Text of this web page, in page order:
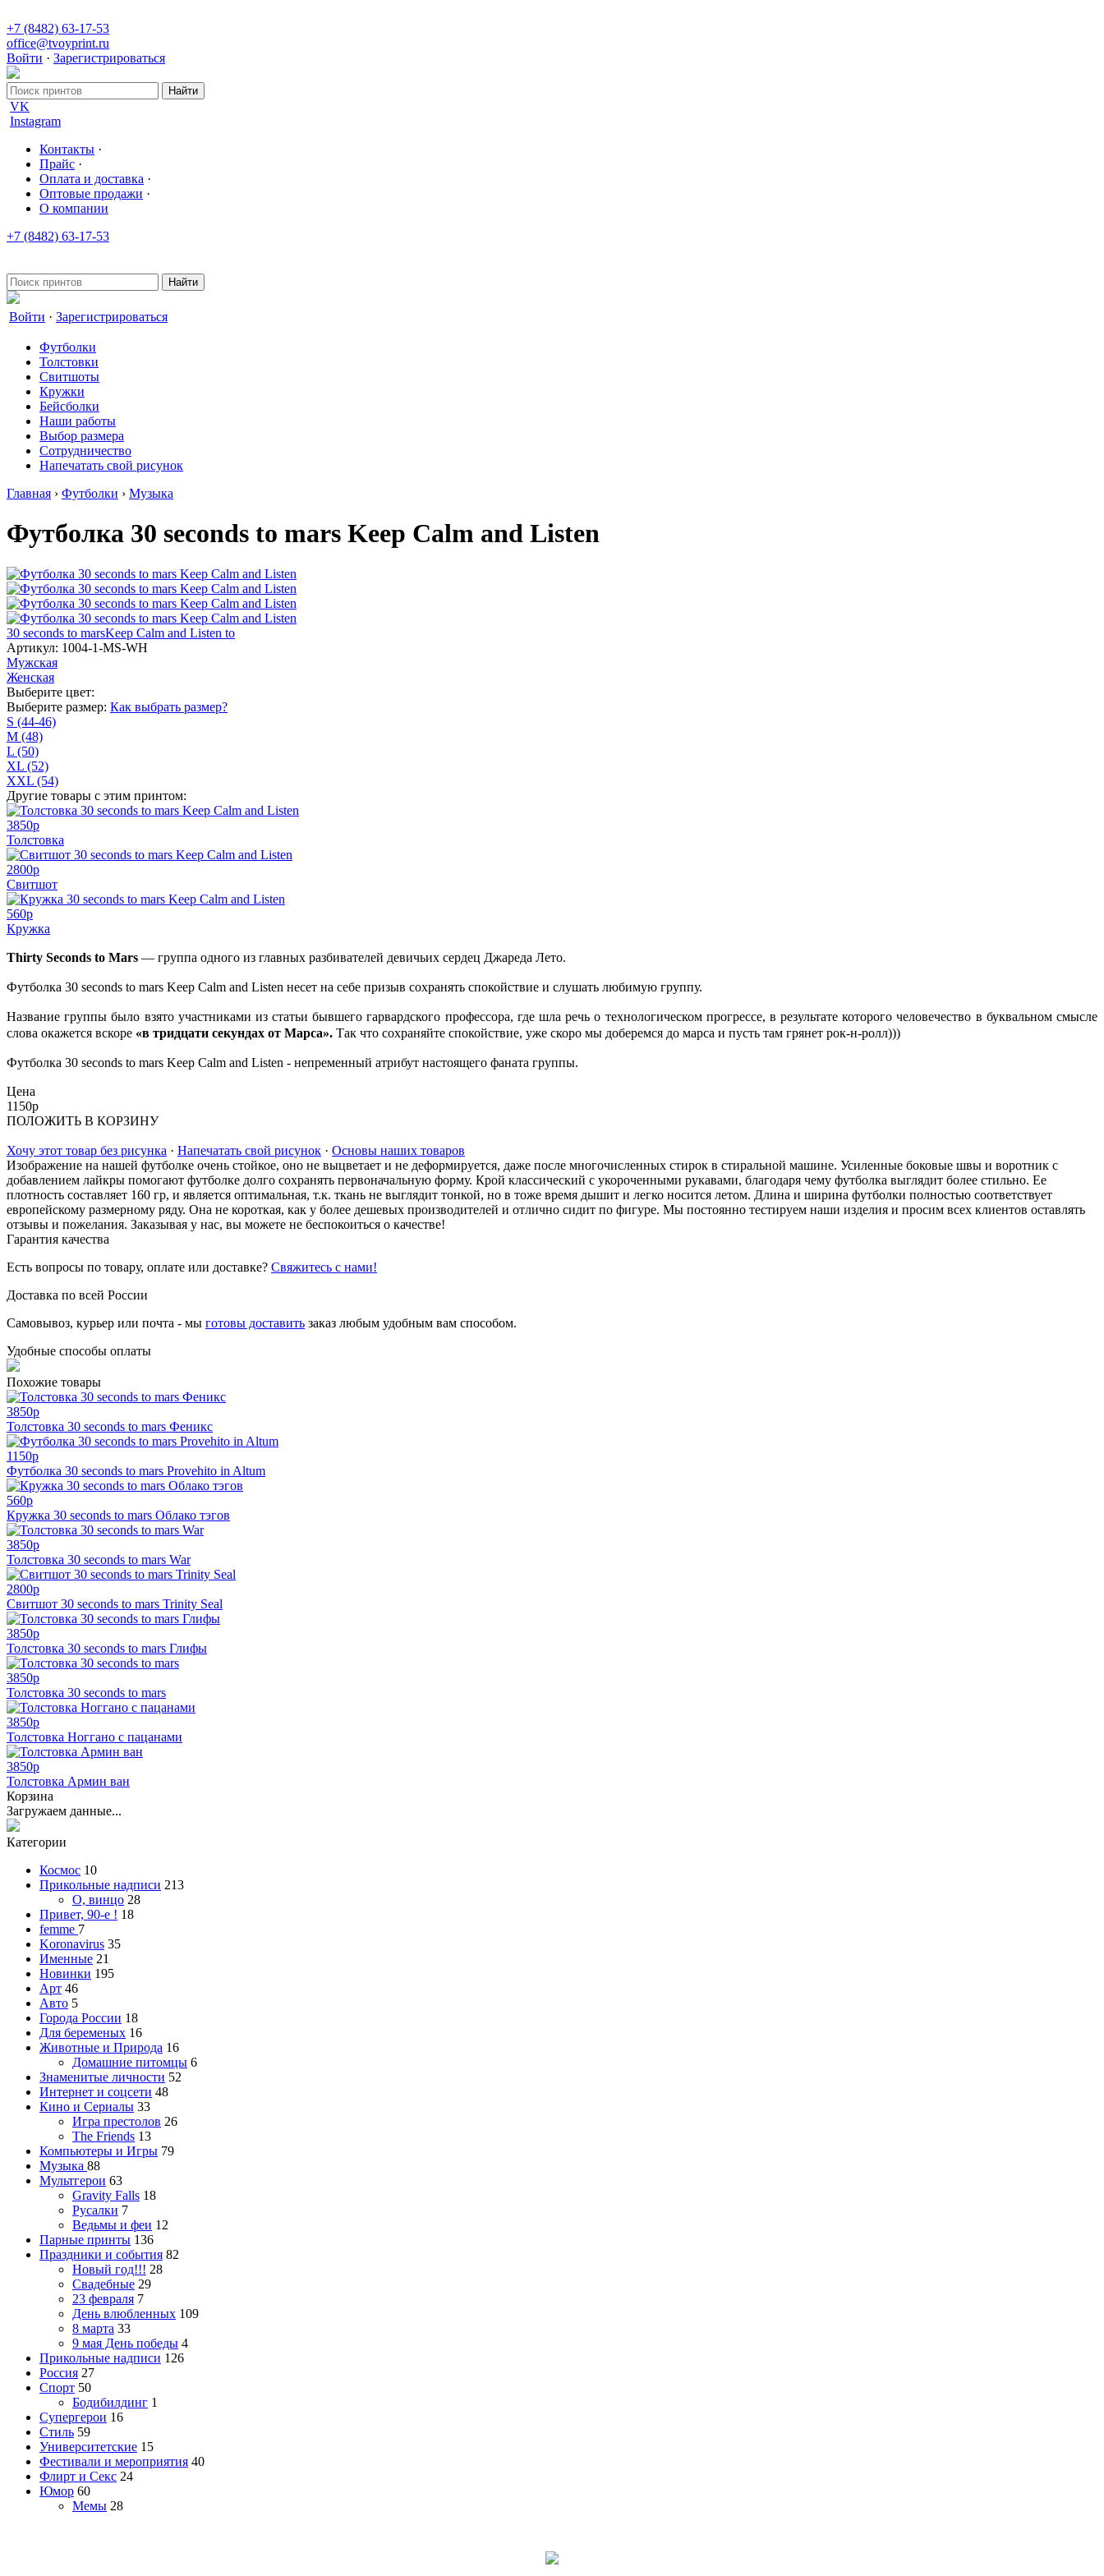
+7 (8482) 63-17-53
office@tvoyprint.ru
Войти · Зарегистрироваться
VK
Instagram
Контакты ·
Прайс ·
Оплата и доставка ·
Оптовые продажи ·
О компании
+7 (8482) 63-17-53
Войти · Зарегистрироваться
Футболки
Толстовки
Свитшоты
Кружки
Бейсболки
Наши работы
Выбор размера
Сотрудничество
Напечатать свой рисунок
Главная › Футболки › Музыка
Футболка 30 seconds to mars Keep Calm and Listen
30 seconds to marsKeep Calm and Listen to
Артикул: 1004-1-MS-WH
Мужская
Женская
Выберите цвет:
Выберите размер: Как выбрать размер?
S (44-46)
M (48)
L (50)
XL (52)
XXL (54)
Другие товары с этим принтом:
3850p
Толстовка
2800p
Свитшот
560p
Кружка
Thirty Seconds to Mars — группа одного из главных разбивателей девичьих сердец Джареда Лето.
Футболка 30 seconds to mars Keep Calm and Listen несет на себе призыв сохранять спокойствие и слушать любимую группу.
Название группы было взято участниками из статьи бывшего гарвардского профессора, где шла речь о технологическом прогрессе, в результате которого человечество в буквальном смысле
слова окажется вскоре «в тридцати секундах от Марса». Так что сохраняйте спокойствие, уже скоро мы доберемся до марса и пусть там грянет рок-н-ролл)))
Футболка 30 seconds to mars Keep Calm and Listen - непременный атрибут настоящего фаната группы.
Цена
1150p
ПОЛОЖИТЬ В КОРЗИНУ
Хочу этот товар без рисунка · Напечатать свой рисунок · Основы наших товаров
Изображение на нашей футболке очень стойкое, оно не выцветает и не деформируется, даже после многочисленных стирок в стиральной машине. Усиленные боковые швы и воротник с
добавлением лайкры помогают футболке долго сохранять первоначальную форму. Крой классический с укороченными рукавами, благодаря чему футболка выглядит более стильно. Ее
плотность составляет 160 гр, и является оптимальная, т.к. ткань не выглядит тонкой, но в тоже время дышит и легко носится летом. Длина и ширина футболки полностью соответствует
европейскому размерному ряду. Она не короткая, как у более дешевых производителей и отлично сидит по фигуре. Мы постоянно тестируем наши изделия и просим всех клиентов оставлять
отзывы и пожелания. Заказывая у нас, вы можете не беспокоиться о качестве!
Гарантия качества
Есть вопросы по товару, оплате или доставке? Свяжитесь с нами!
Доставка по всей России
Самовывоз, курьер или почта - мы готовы доставить заказ любым удобным вам способом.
Удобные способы оплаты
Похожие товары
3850p
Толстовка 30 seconds to mars Феникс
1150p
Футболка 30 seconds to mars Provehito in Altum
560p
Кружка 30 seconds to mars Облако тэгов
3850p
Толстовка 30 seconds to mars War
2800p
Свитшот 30 seconds to mars Trinity Seal
3850p
Толстовка 30 seconds to mars Глифы
3850p
Толстовка 30 seconds to mars
3850p
Толстовка Ноггано с пацанами
3850p
Толстовка Армин ван
Корзина
Загружаем данные...
Категории
Космос 10
Прикольные надписи 213
О, винцо 28
Привет, 90-е ! 18
femme 7
Koronavirus 35
Именные 21
Новинки 195
Арт 46
Авто 5
Города России 18
Для беременых 16
Животные и Природа 16
Домашние питомцы 6
Знаменитые личности 52
Интернет и соцсети 48
Кино и Сериалы 33
Игра престолов 26
The Friends 13
Компьютеры и Игры 79
Музыка 88
Мультгерои 63
Gravity Falls 18
Русалки 7
Ведьмы и феи 12
Парные принты 136
Праздники и события 82
Новый год!!! 28
Свадебные 29
23 февраля 7
День влюбленных 109
8 марта 33
9 мая День победы 4
Прикольные надписи 126
Россия 27
Спорт 50
Бодибилдинг 1
Супергерои 16
Стиль 59
Университетские 15
Фестивали и мероприятия 40
Флирт и Секс 24
Юмор 60
Мемы 28